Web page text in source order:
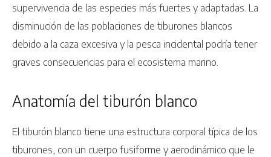
supervivencia de las especies más fuertes y adaptadas. La
disminución de las poblaciones de tiburones blancos
debido a la caza excesiva y la pesca incidental podría tener
graves consecuencias para el ecosistema marino.
Anatomía del tiburón blanco
El tiburón blanco tiene una estructura corporal típica de los
tiburones, con un cuerpo fusiforme y aerodinámico que le